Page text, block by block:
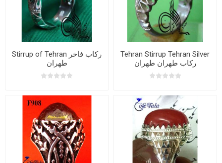
Stirrup of Tehran رکاب فاخر
طهران
Tehran Stirrup Tehran Silver
رکاب طهران طهران